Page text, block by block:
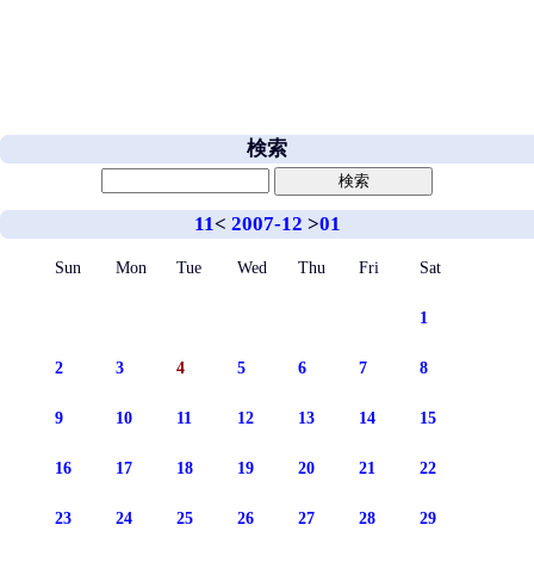
検索
11< 2007-12 >01
Sun Mon Tue Wed Thu Fri Sat
1
2 3 4 5 6 7 8
9 10 11 12 13 14 15
16 17 18 19 20 21 22
23 24 25 26 27 28 29